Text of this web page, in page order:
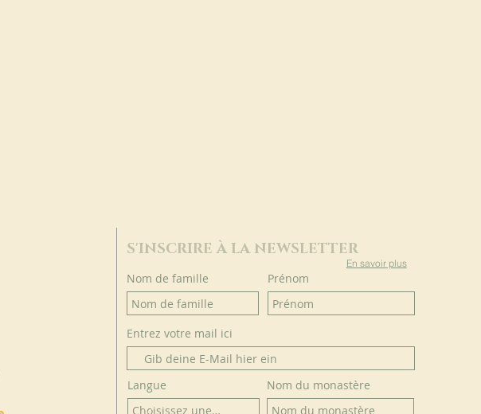
S'INSCRIRE À LA NEWSLETTER
En savoir plus
Nom de famille Prénom
Entrez votre mail ici
Langue Nom du monastère